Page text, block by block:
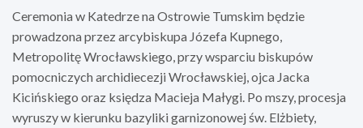
Ceremonia w Katedrze na Ostrowie Tumskim będzie
prowadzona przez arcybiskupa Józefa Kupnego,
Metropolitę Wrocławskiego, przy wsparciu biskupów
pomocniczych archidiecezji Wrocławskiej, ojca Jacka
Kicińskiego oraz księdza Macieja Małygi. Po mszy, procesja
wyruszy w kierunku bazyliki garnizonowej św. Elżbiety,